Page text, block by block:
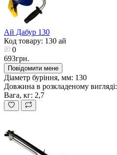
Ай Дабур 130
Код товару: 130 ай
0
693грн.
Повідомити мене
Діаметр буріння, мм: 130
Довжина в розкладеному вигляді:
Вага, кг: 2,7